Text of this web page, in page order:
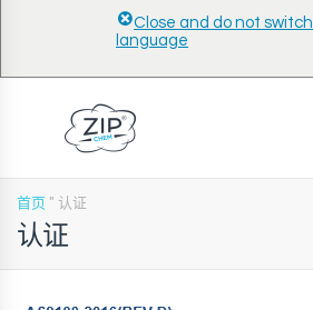
Close and do not switch
language
首页 " 认证
认证